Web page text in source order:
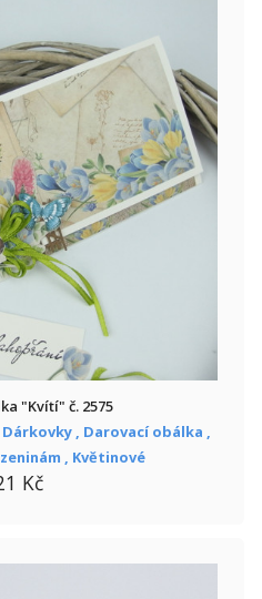
"Kvítí" č. 2575
Dárkovky , Darovací obálka ,
, Květinové
Kč